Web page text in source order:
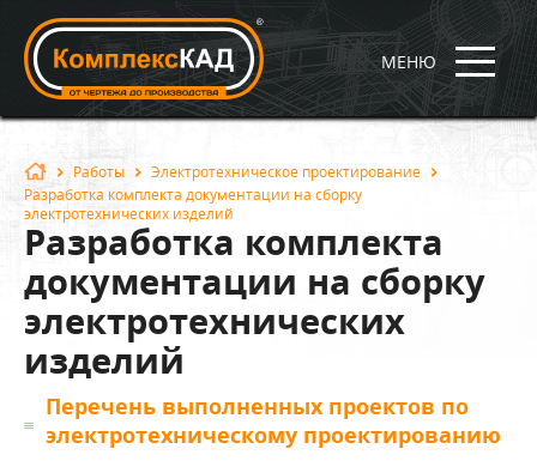
МЕНЮ
Работы
Электротехническое проектирование
Разработка комплекта документации на сборку
электротехнических изделий
Разработка комплекта
документации на сборку
электротехнических
изделий
Перечень выполненных проектов по
электротехническому проектированию